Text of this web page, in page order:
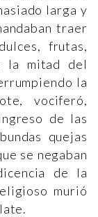
larga y
traer
frutas,
la mitad del
la
vociferó,
de las
quejas
se negaban
de la
murió